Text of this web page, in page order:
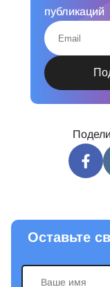
публикаций
Оставьте